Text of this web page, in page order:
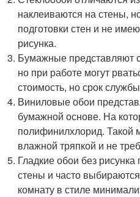
наклеиваются на стены,
подготовки стен и не
рисунка.
Бумажные представляют
но при работе могут
стоимость, но срок
Виниловые обои
бумажной основе. На
полифинилхлорид. Такой
влажной тряпкой и не
Гладкие обои без
стены и часто
комнату в стиле